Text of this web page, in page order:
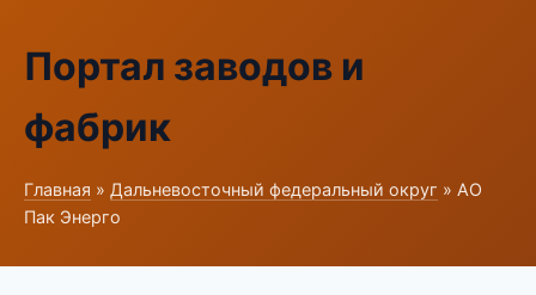
Портал заводов и
фабрик
Главная » Дальневосточный федеральный округ » АО
Пак Энерго